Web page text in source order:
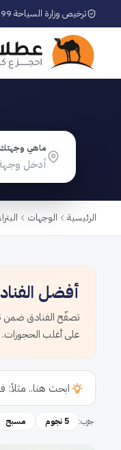
ترخيص وزارة السياحة 73105299
ماهي
الرئيسية الوجهات
أفضل
تصفّح الفنادق ضمن 5 كم من
على أغلب الحجوزات.
جرّب: 5 نجوم مسبح